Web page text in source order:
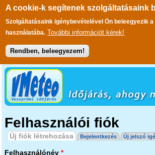
A cookie-k segítenek szolgáltatásaink
Szolgáltatásaink igénybevételével Ön beleegyezik
használatába. További információt kérek!
Rendben, beleegyezem!
Ugrás a tartalomra
Felhasználói fiók
Elsődleges fülek
Új fiók létrehozása(aktív fül)
Bejelentkezés Új jelszó
Felhasználónév *